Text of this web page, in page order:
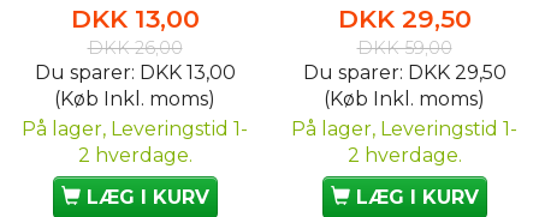
DKK 13,00
DKK 26,00
Du sparer: DKK 13,00
(Køb Inkl. moms)
På lager, Leveringstid 1-
2 hverdage.
LÆG I KURV
DKK 29,50
DKK 59,00
Du sparer: DKK 29,50
(Køb Inkl. moms)
På lager, Leveringstid 1-
2 hverdage.
LÆG I KURV